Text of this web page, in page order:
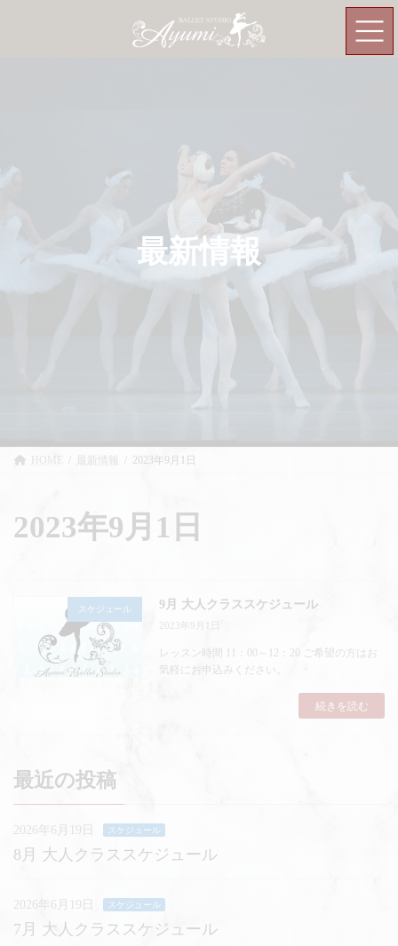
最新情報
HOME 最新情報 2023年9月1日
2023年9月1日
スケジュール 9月 大人クラススケジュール
2023年9月1日
レッスン時間 11：00～12：20 ご希望の方はお
気軽にお申込みください。
続きを読む
最近の投稿
2026年6月19日 スケジュール
8月 大人クラススケジュール
2026年6月19日 スケジュール
7月 大人クラススケジュール